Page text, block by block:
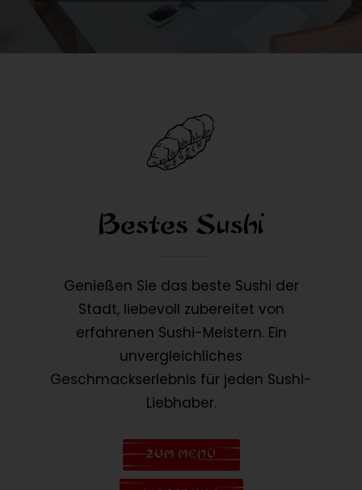
Bestes Sushi
Genießen Sie das beste Sushi der
Stadt, liebevoll zubereitet von
erfahrenen Sushi-Meistern. Ein
unvergleichliches
Geschmackserlebnis für jeden Sushi-
Liebhaber.
ZUM MENÜ